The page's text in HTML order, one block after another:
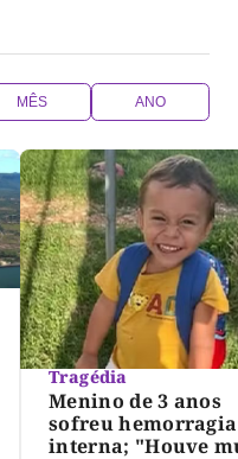
MÊS ANO
Tragédia
Menino de 3 anos
sofreu hemorragia
interna; "Houve